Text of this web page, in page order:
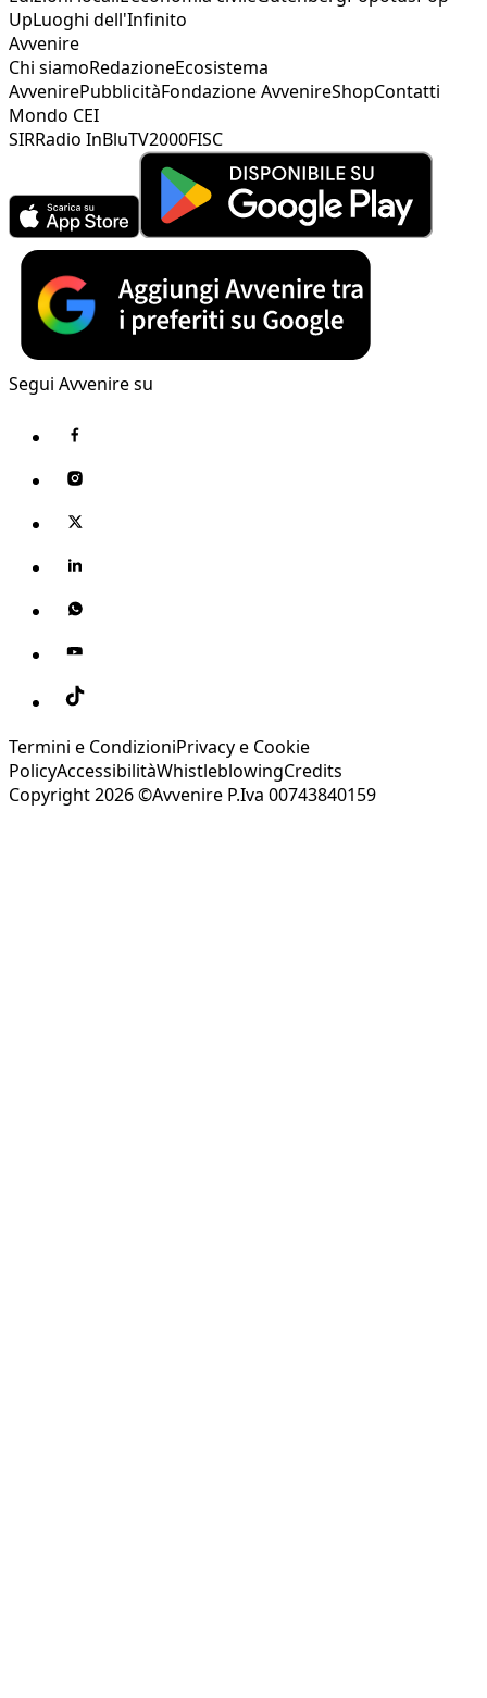
UpLuoghi dell'Infinito
Avvenire
Chi siamoRedazioneEcosistema
AvvenirePubblicitàFondazione AvvenireShopContatti
Mondo CEI
SIRRadio InBluTV2000FISC
Segui Avvenire su
Termini e CondizioniPrivacy e Cookie
PolicyAccessibilitàWhistleblowingCredits
Copyright 2026 ©Avvenire P.Iva 00743840159